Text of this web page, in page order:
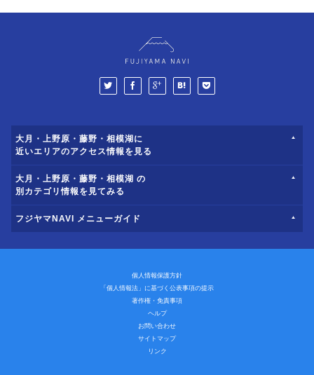
大月・上野原・藤野・相模湖に
近いエリアのアクセス情報を見る
大月・上野原・藤野・相模湖 の
別カテゴリ情報を見てみる
フジヤマNAVI メニューガイド
個人情報保護方針
「個人情報法」に基づく公表事項の提示
著作権・免責事項
ヘルプ
お問い合わせ
サイトマップ
リンク